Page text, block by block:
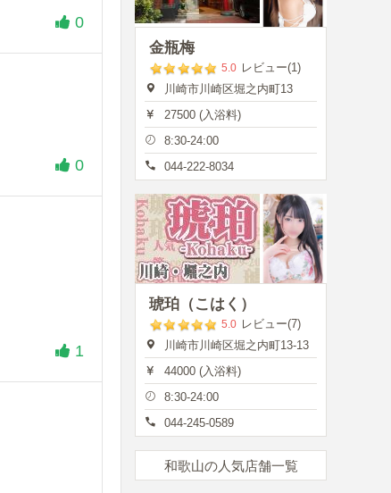
0
0
1
金瓶梅
5.0 レビュー(1)
川崎市川崎区堀之内町13
27500 (入浴料)
8:30-24:00
044-222-8034
琥珀（こはく）
5.0 レビュー(7)
川崎市川崎区堀之内町13-13
44000 (入浴料)
8:30-24:00
044-245-0589
和歌山の人気店舗一覧